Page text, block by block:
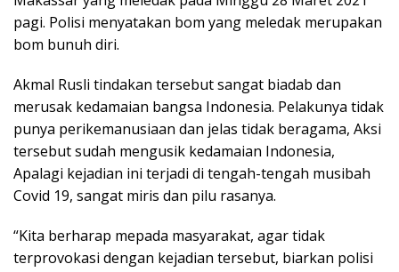
pagi. Polisi menyatakan bom yang meledak merupakan
bom bunuh diri.
Akmal Rusli tindakan tersebut sangat biadab dan
merusak kedamaian bangsa Indonesia. Pelakunya tidak
punya perikemanusiaan dan jelas tidak beragama, Aksi
tersebut sudah mengusik kedamaian Indonesia,
Apalagi kejadian ini terjadi di tengah-tengah musibah
Covid 19, sangat miris dan pilu rasanya.
“Kita berharap mepada masyarakat, agar tidak
terprovokasi dengan kejadian tersebut, biarkan polisi